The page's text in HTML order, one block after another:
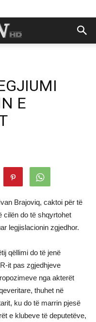
E
Brajoviq, caktoi për të
cilën do të shqyrtohet
legjislacionin zgjedhor.
qëllimi do të jenë
it pas zgjedhjeve
nga akterët
thuhet në
ku do të marrin pjesë
e klubeve të deputetëve,